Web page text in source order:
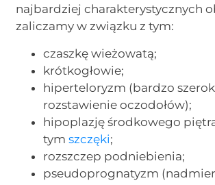
najbardziej charakterystycznych
zaliczamy w związku z tym:
czaszkę wieżowatą;
krótkogłowie;
hiperteloryzm (bardzo
rozstawienie oczodołów);
hipoplazję środkowego
tymszczęki;
rozszczep podniebienia;
pseudoprognatyzm